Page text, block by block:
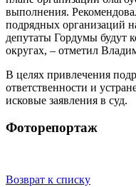
выполнения.
подрядных организаций
депутаты Гордумы будут
округах, – отметил
В целях привлечения
ответственности и
исковые заявления в суд.
Фоторепортаж
Возврат к списку